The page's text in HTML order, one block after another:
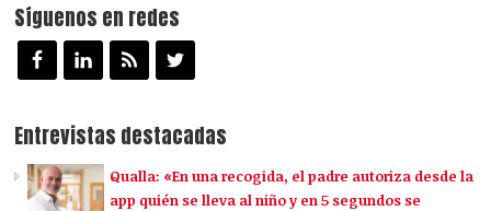
Síguenos en redes
Entrevistas destacadas
Qualla: «En una recogida, el padre autoriza desde la
app quién se lleva al niño y en 5 segundos se